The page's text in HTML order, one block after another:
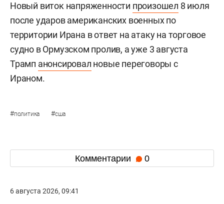
Новый виток напряженности произошел 8 июля
после ударов американских военных по
территории Ирана в ответ на атаку на торговое
судно в Ормузском пролив, а уже 3 августа
Трамп анонсировал новые переговоры с
Ираном.
#политика #сша
Комментарии 0
6 августа 2026, 09:41